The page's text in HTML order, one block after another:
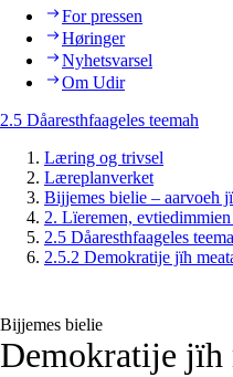
For pressen
Høringer
Nyhetsvarsel
Om Udir
2.5 Dåaresthfaageles teemah
Læring og trivsel
Læreplanverket
Bijjemes bielie – aarvoeh
2. Lïeremen,
2.5 Dåaresthfaageles
2.5.2 Demokratije jïh
Bijjemes bielie
Demokratije jïh